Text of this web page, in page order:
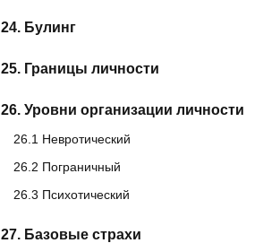
24. Булинг
25. Границы личности
26. Уровни организации личности
26.1 Невротический
26.2 Пограничный
26.3 Психотический
27. Базовые страхи